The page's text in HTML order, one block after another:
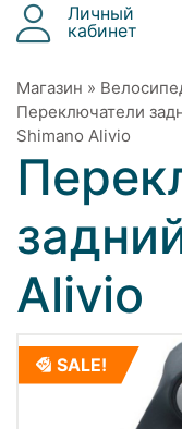
Личный
кабинет
Магазин »
Переключатели
Shimano Alivio
Alivio
SALE!